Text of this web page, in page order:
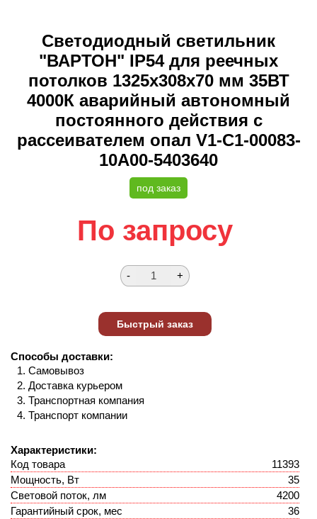
Светодиодный светильник
"ВАРТОН" IP54 для реечных
потолков 1325х308х70 мм 35ВТ
4000К аварийный автономный
постоянного действия с
рассеивателем опал V1-C1-00083-
10A00-5403640
под заказ
По запросу
Способы доставки:
Самовывоз
Доставка курьером
Транспортная компания
Транспорт компании
Характеристики:
Код товара
11393
Мощность, Вт
35
Световой поток, лм
4200
Гарантийный срок, мес
36